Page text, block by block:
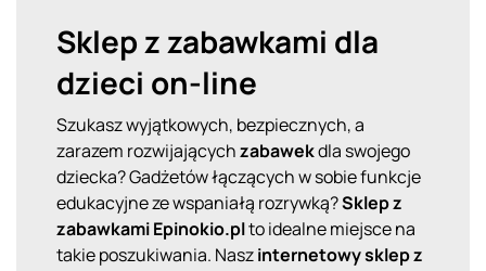
Sklep z zabawkami dla
dzieci on-line
Szukasz wyjątkowych, bezpiecznych, a
zarazem rozwijającychzabawekdla swojego
dziecka? Gadżetów łączących w sobie funkcje
edukacyjne ze wspaniałą rozrywką?Sklep z
zabawkamiEpinokio.plto idealne miejsce na
takie poszukiwania. Naszinternetowy sklep z